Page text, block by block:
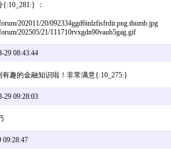
：
202011/20/092334ggd6inlzfisfrdir.png.thumb.jpg
forum/202505/21/
29 08:43:44
趣的金融知识啦！非常满意{:10_275:}
29 09:28:03
09:28:47